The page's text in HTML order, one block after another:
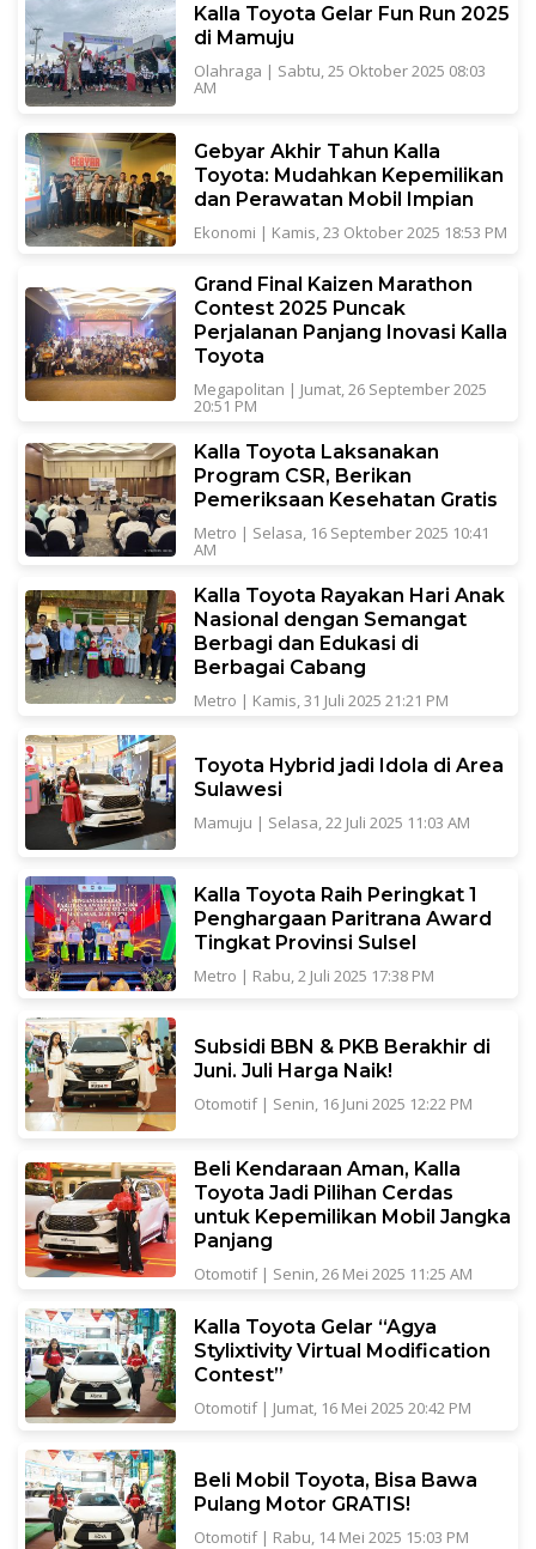
Kalla Toyota Gelar Fun Run 2025
di Mamuju
Olahraga | Sabtu, 25 Oktober 2025 08:03
AM
Gebyar Akhir Tahun Kalla
Toyota: Mudahkan Kepemilikan
dan Perawatan Mobil Impian
Ekonomi | Kamis, 23 Oktober 2025 18:53 PM
Grand Final Kaizen Marathon
Contest 2025 Puncak
Perjalanan Panjang Inovasi Kalla
Toyota
Megapolitan | Jumat, 26 September 2025
20:51 PM
Kalla Toyota Laksanakan
Program CSR, Berikan
Pemeriksaan Kesehatan Gratis
Metro | Selasa, 16 September 2025 10:41
AM
Kalla Toyota Rayakan Hari Anak
Nasional dengan Semangat
Berbagi dan Edukasi di
Berbagai Cabang
Metro | Kamis, 31 Juli 2025 21:21 PM
Toyota Hybrid jadi Idola di Area
Sulawesi
Mamuju | Selasa, 22 Juli 2025 11:03 AM
Kalla Toyota Raih Peringkat 1
Penghargaan Paritrana Award
Tingkat Provinsi Sulsel
Metro | Rabu, 2 Juli 2025 17:38 PM
Subsidi BBN & PKB Berakhir di
Juni. Juli Harga Naik!
Otomotif| Senin, 16 Juni 2025 12:22 PM
Beli Kendaraan Aman, Kalla
Toyota Jadi Pilihan Cerdas
untuk Kepemilikan Mobil Jangka
Panjang
Otomotif| Senin, 26 Mei 2025 11:25 AM
Kalla Toyota Gelar “Agya
Stylixtivity Virtual Modification
Contest”
Otomotif| Jumat, 16 Mei 2025 20:42 PM
Beli Mobil Toyota, Bisa Bawa
Pulang Motor GRATIS!
Otomotif| Rabu, 14 Mei 2025 15:03 PM